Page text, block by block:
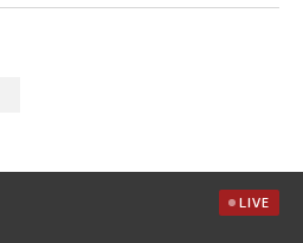
LIVE